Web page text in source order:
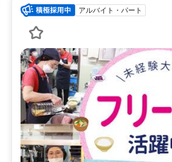
アルバイト・パート